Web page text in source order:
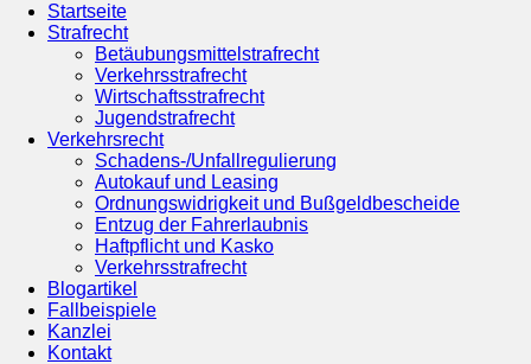
Startseite
Strafrecht
Betäubungsmittelstrafrecht
Verkehrsstrafrecht
Wirtschaftsstrafrecht
Jugendstrafrecht
Verkehrsrecht
Schadens-/Unfallregulierung
Autokauf und Leasing
Ordnungswidrigkeit und Bußgeldbescheide
Entzug der Fahrerlaubnis
Haftpflicht und Kasko
Verkehrsstrafrecht
Blogartikel
Fallbeispiele
Kanzlei
Kontakt